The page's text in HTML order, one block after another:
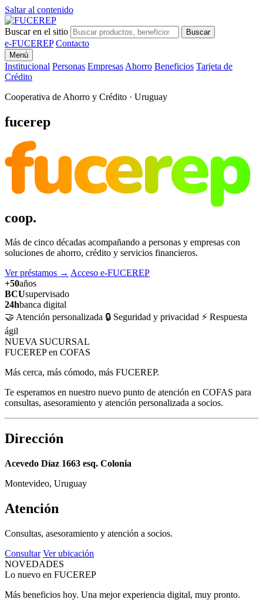
Saltar al contenido
Buscar en el sitio Buscar
e-FUCEREP Contacto
Menú
Institucional Personas Empresas Ahorro Beneficios Tarjeta de
Crédito
Cooperativa de Ahorro y Crédito · Uruguay
fucerep
fucerep
coop.
Más de cinco décadas acompañando a personas y empresas con
soluciones de ahorro, crédito y servicios financieros.
Ver préstamos → Acceso e-FUCEREP
+50años
BCUsupervisado
24hbanca digital
🤝 Atención personalizada 🔒 Seguridad y privacidad ⚡ Respuesta
ágil
NUEVA SUCURSAL
FUCEREP en COFAS
Más cerca, más cómodo, más FUCEREP.
Te esperamos en nuestro nuevo punto de atención en COFAS para
consultas, asesoramiento y atención personalizada a socios.
Dirección
Acevedo Díaz 1663 esq. Colonia
Montevideo, Uruguay
Atención
Consultas, asesoramiento y atención a socios.
Consultar Ver ubicación
NOVEDADES
Lo nuevo en FUCEREP
Más beneficios hoy. Una mejor experiencia digital, muy pronto.